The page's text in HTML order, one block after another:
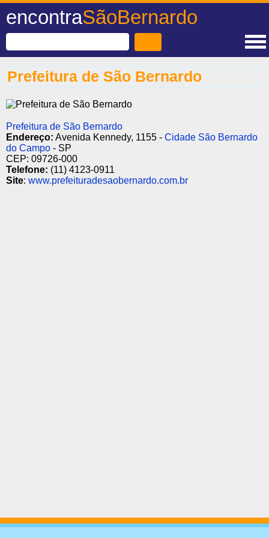
encontraSãoBernardo
Prefeitura de São Bernardo
Prefeitura de São Bernardo
Endereço: Avenida Kennedy, 1155 - Cidade São Bernardo
do Campo - SP
CEP: 09726-000
Telefone: (11) 4123-0911
Site: www.prefeituradesaobernardo.com.br